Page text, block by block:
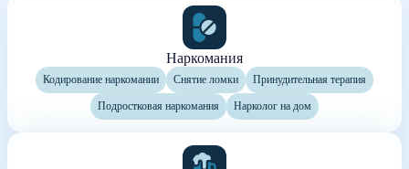
Наркомания
Кодирование наркомании Снятие ломки Принудительная терапия
Подростковая наркомания Нарколог на дом